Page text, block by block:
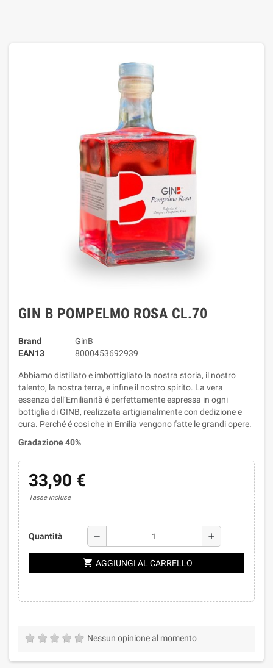
GIN B POMPELMO ROSA CL.70
Brand
GinB
EAN13
8000453692939
Abbiamo distillato e imbottigliato la nostra storia, il nostro
talento, la nostra terra, e infine il nostro spirito. La vera
essenza dell’Emilianità é perfettamente espressa in ogni
bottiglia di GINB, realizzata artigianalmente con dedizione e
cura. Perché é cosi che in Emilia vengono fatte le grandi opere.
Gradazione 40%
33,90 €
Tasse incluse
Quantità remove add
shopping_cart AGGIUNGI AL CARRELLO
Nessun opinione al momento